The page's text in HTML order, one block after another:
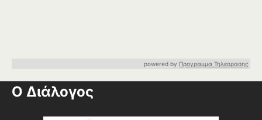
powered by Προγραμμα Τηλεορασης
Ο Διάλογος